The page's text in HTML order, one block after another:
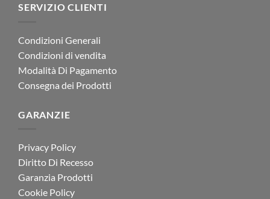
SERVIZIO CLIENTI
Condizioni Generali
Condizioni di vendita
Modalità Di Pagamento
Consegna dei Prodotti
GARANZIE
Privacy Policy
Diritto Di Recesso
Garanzia Prodotti
Cookie Policy